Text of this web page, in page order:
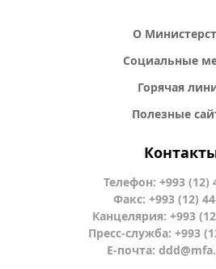
О
Социальные
Горячая
Полезные
Телефон: +993 (12)
Факс: +993 (12)
Канцелярия: +993
Пресс-служба: +993
Е-почта: